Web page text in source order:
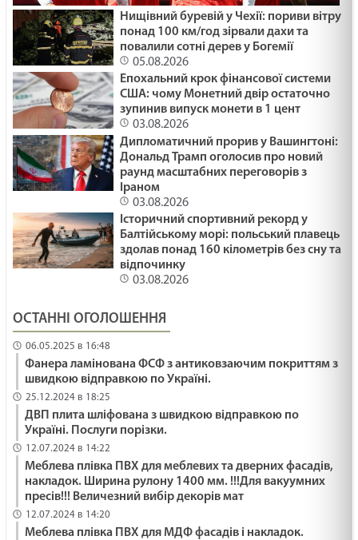
Нищівний буревій у Чехії: пориви вітру
понад 100 км/год зірвали дахи та
повалили сотні дерев у Богемії
05.08.2026
Епохальний крок фінансової системи
США: чому Монетний двір остаточно
зупинив випуск монети в 1 цент
03.08.2026
Дипломатичний прорив у Вашингтоні:
Дональд Трамп оголосив про новий
раунд масштабних переговорів з
Іраном
03.08.2026
Історичний спортивний рекорд у
Балтійському морі: польський плавець
здолав понад 160 кілометрів без сну та
відпочинку
03.08.2026
ОСТАННІ ОГОЛОШЕННЯ
06.05.2025 в 16:48
Фанера ламінована ФСФ з антиковзаючим покриттям з
швидкою відправкою по Україні.
25.12.2024 в 18:25
ДВП плита шліфована з швидкою відправкою по
Україні. Послуги порізки.
12.07.2024 в 14:22
Меблева плівка ПВХ для меблевих та дверних фасадів,
накладок. Ширина рулону 1400 мм. !!!Для вакуумних
пресів!!! Величезний вибір декорів мат
12.07.2024 в 14:20
Меблева плівка ПВХ для МДФ фасадів і накладок.